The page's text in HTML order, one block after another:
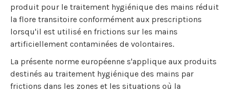
produit pour le traitement hygiénique des mains réduit
la flore transitoire conformément aux prescriptions
lorsqu'il est utilisé en frictions sur les mains
artificiellement contaminées de volontaires.
La présente norme européenne s'applique aux produits
destinés au traitement hygiénique des mains par
frictions dans les zones et les situations où la